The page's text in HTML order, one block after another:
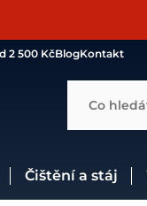
2 500 KčBlogKontakt
Co
Čištění a stáj